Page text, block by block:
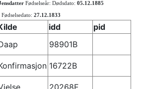
Fødselseår: Dødsdato: 05.12.1885
Fødselsedato: 27.12.1833
idd
pid
98901B
16722B
20268F